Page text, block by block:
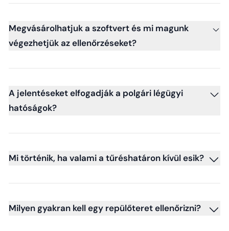
Megvásárolhatjuk a szoftvert és mi magunk
végezhetjük az ellenőrzéseket?
A jelentéseket elfogadják a polgári légügyi
hatóságok?
Mi történik, ha valami a tűréshatáron kívül esik?
Milyen gyakran kell egy repülőteret ellenőrizni?